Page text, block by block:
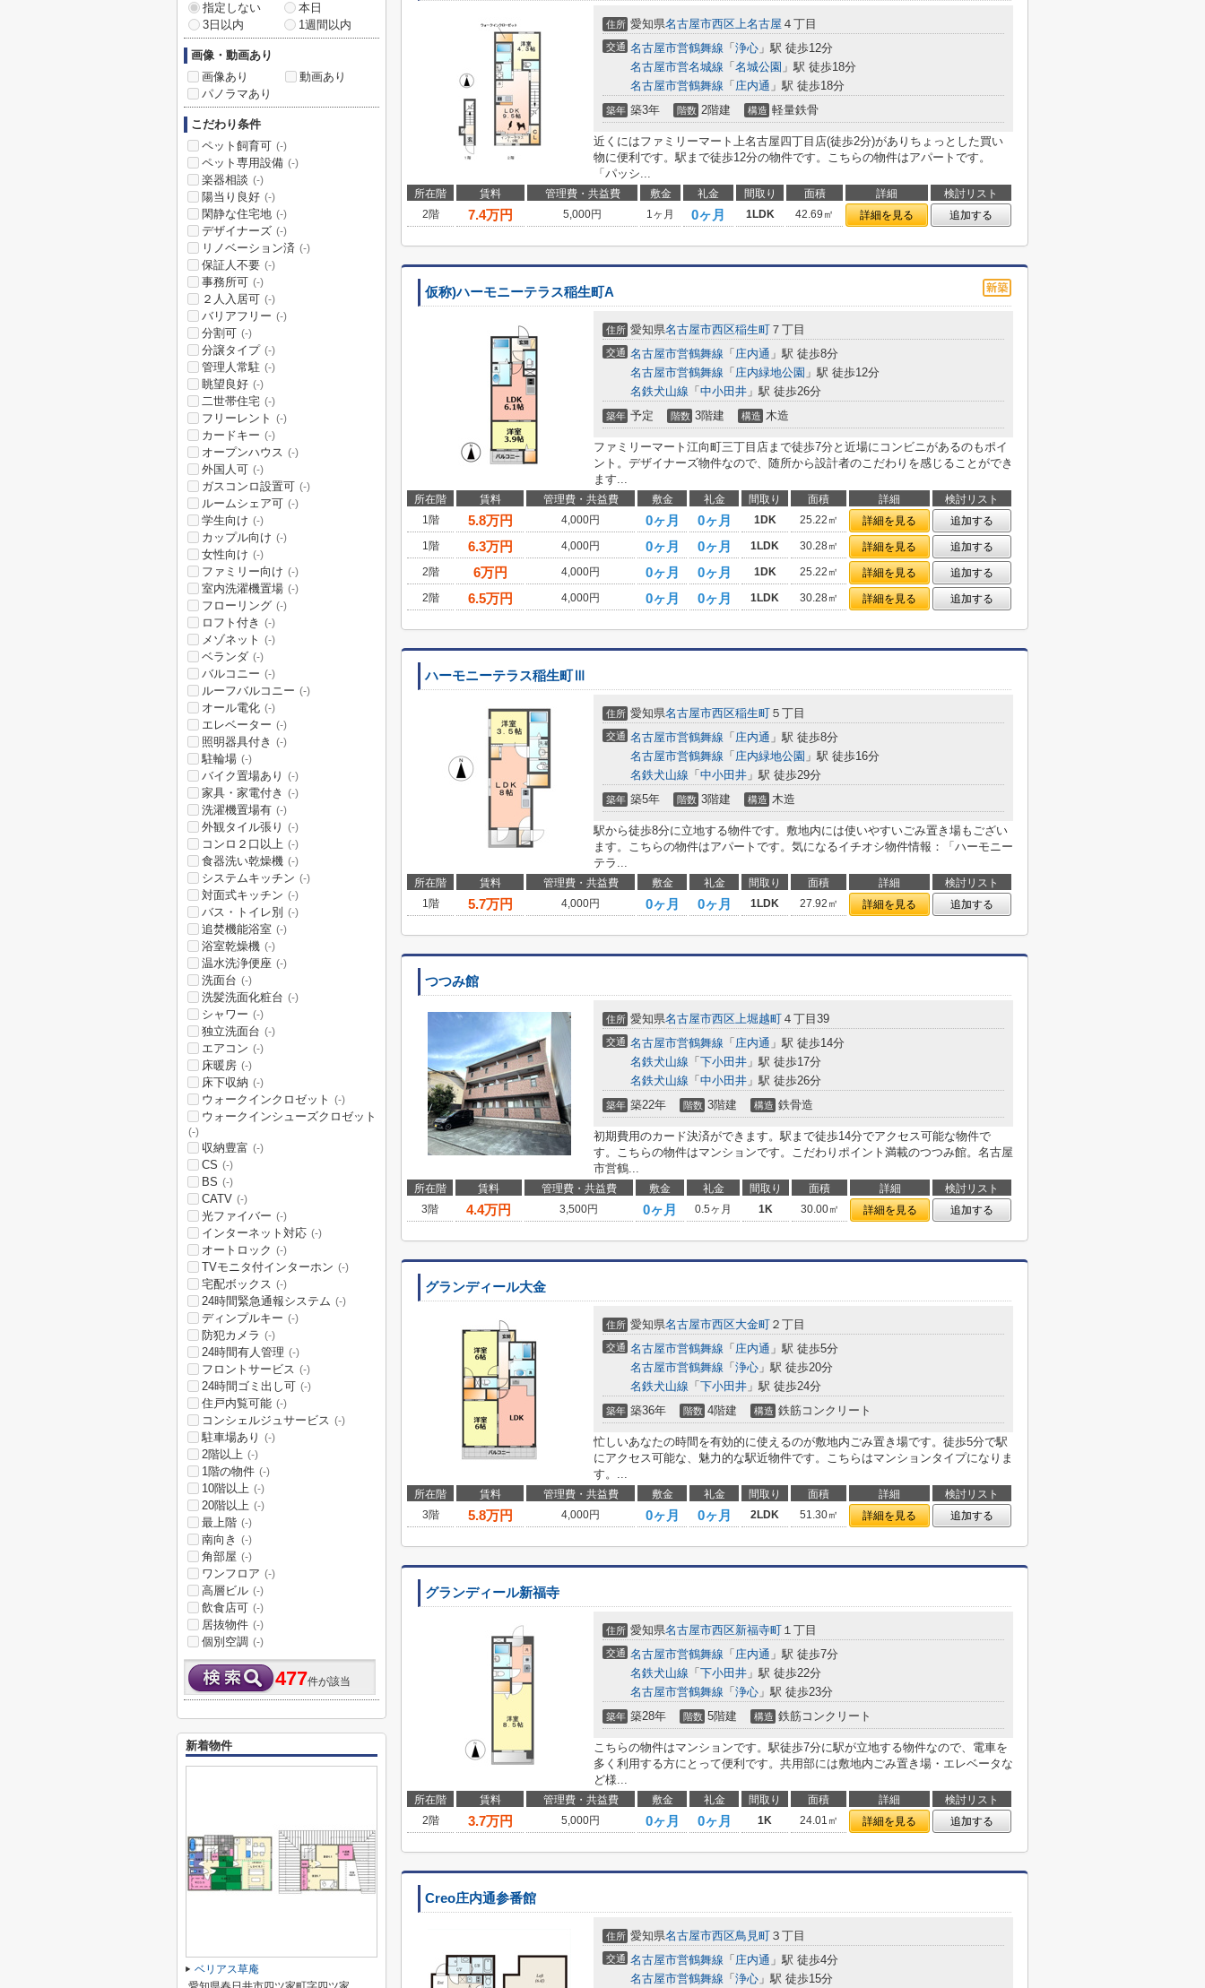
住所 愛知県名古屋市西区上名古屋 ４丁目
交通 名古屋市営鶴舞線 「 浄心 」駅 徒歩12分
名古屋市営名城線 「 名城公園 」駅 徒歩18分
名古屋市営鶴舞線 「 庄内通 」駅 徒歩18分
築年 築3年 階数 2階建 構造 軽量鉄骨
近くにはファミリーマート上名古屋四丁目店(徒歩2分)がありちょっとした買い
物に便利です。駅まで徒歩12分の物件です。こちらの物件はアパートです。
「パッシ...
所在階 賃料 管理費・共益費 敷金 礼金 間取り 面積 詳細
検討リスト
2階
7.4万円 5,000円 1ヶ月 0ヶ月 1LDK 42.69㎡ 詳細を見る 追加する
仮称)ハーモニーテラス稲生町A
住所 愛知県名古屋市西区稲生町 ７丁目
交通 名古屋市営鶴舞線 「 庄内通 」駅 徒歩8分
名古屋市営鶴舞線 「 庄内緑地公園 」駅 徒歩12分
名鉄犬山線 「 中小田井 」駅 徒歩26分
築年 予定 階数 3階建 構造 木造
ファミリーマート江向町三丁目店まで徒歩7分と近場にコンビニがあるのもポイ
ント。デザイナーズ物件なので、随所から設計者のこだわりを感じることができ
ます...
所在階 賃料 管理費・共益費 敷金 礼金 間取り 面積 詳細
検討リスト
1階
5.8万円 4,000円 0ヶ月 0ヶ月 1DK 25.22㎡ 詳細を見る
追加する
1階
6.3万円 4,000円 0ヶ月 0ヶ月 1LDK 30.28㎡ 詳細を見る
追加する
2階
6万円 4,000円 0ヶ月 0ヶ月 1DK 25.22㎡ 詳細を見る
追加する
2階
6.5万円 4,000円 0ヶ月 0ヶ月 1LDK 30.28㎡ 詳細を見る 追加する
ハーモニーテラス稲生町Ⅲ
住所 愛知県名古屋市西区稲生町 ５丁目
交通 名古屋市営鶴舞線 「 庄内通 」駅 徒歩8分
名古屋市営鶴舞線 「 庄内緑地公園 」駅 徒歩16分
名鉄犬山線 「 中小田井 」駅 徒歩29分
築年 築5年 階数 3階建 構造 木造
駅から徒歩8分に立地する物件です。敷地内には使いやすいごみ置き場もござい
ます。こちらの物件はアパートです。気になるイチオシ物件情報：「ハーモニー
テラ...
所在階 賃料 管理費・共益費 敷金 礼金 間取り 面積 詳細
検討リスト
1階
5.7万円 4,000円 0ヶ月 0ヶ月 1LDK 27.92㎡ 詳細を見る 追加する
つつみ館
住所 愛知県名古屋市西区上堀越町 ４丁目39
交通 名古屋市営鶴舞線 「 庄内通 」駅 徒歩14分
名鉄犬山線 「 下小田井 」駅 徒歩17分
名鉄犬山線 「 中小田井 」駅 徒歩26分
築年 築22年 階数 3階建 構造 鉄骨造
初期費用のカード決済ができます。駅まで徒歩14分でアクセス可能な物件で
す。こちらの物件はマンションです。こだわりポイント満載のつつみ館。名古屋
市営鶴...
所在階 賃料 管理費・共益費 敷金 礼金 間取り 面積 詳細
検討リスト
3階
4.4万円 3,500円 0ヶ月 0.5ヶ月 1K 30.00㎡ 詳細を見る 追加する
グランディール大金
住所 愛知県名古屋市西区大金町 ２丁目
交通 名古屋市営鶴舞線 「 庄内通 」駅 徒歩5分
名古屋市営鶴舞線 「 浄心 」駅 徒歩20分
名鉄犬山線 「 下小田井 」駅 徒歩24分
築年 築36年 階数 4階建 構造 鉄筋コンクリート
忙しいあなたの時間を有効的に使えるのが敷地内ごみ置き場です。徒歩5分で駅
にアクセス可能な、魅力的な駅近物件です。こちらはマンションタイプになりま
す。...
所在階 賃料 管理費・共益費 敷金 礼金 間取り 面積 詳細
検討リスト
3階
5.8万円 4,000円 0ヶ月 0ヶ月 2LDK 51.30㎡ 詳細を見る 追加する
グランディール新福寺
住所 愛知県名古屋市西区新福寺町 １丁目
交通 名古屋市営鶴舞線 「 庄内通 」駅 徒歩7分
名鉄犬山線 「 下小田井 」駅 徒歩22分
名古屋市営鶴舞線 「 浄心 」駅 徒歩23分
築年 築28年 階数 5階建 構造 鉄筋コンクリート
こちらの物件はマンションです。駅徒歩7分に駅が立地する物件なので、電車を
多く利用する方にとって便利です。共用部には敷地内ごみ置き場・エレベータな
ど様...
所在階 賃料 管理費・共益費 敷金 礼金 間取り 面積 詳細
検討リスト
2階
3.7万円 5,000円 0ヶ月 0ヶ月 1K 24.01㎡ 詳細を見る 追加する
Creo庄内通参番館
住所 愛知県名古屋市西区鳥見町 ３丁目
交通 名古屋市営鶴舞線 「 庄内通 」駅 徒歩4分
名古屋市営鶴舞線 「 浄心 」駅 徒歩15分
指定しない
本日
3日以内
1週間以内
画像・動画あり
画像あり
動画あり
パノラマあり
こだわり条件
ペット飼育可 (-)
ペット専用設備 (-)
楽器相談 (-)
陽当り良好 (-)
閑静な住宅地 (-)
デザイナーズ (-)
リノベーション済 (-)
保証人不要 (-)
事務所可 (-)
２人入居可 (-)
バリアフリー (-)
分割可 (-)
分譲タイプ (-)
管理人常駐 (-)
眺望良好 (-)
二世帯住宅 (-)
フリーレント (-)
カードキー (-)
オープンハウス (-)
外国人可 (-)
ガスコンロ設置可 (-)
ルームシェア可 (-)
学生向け (-)
カップル向け (-)
女性向け (-)
ファミリー向け (-)
室内洗濯機置場 (-)
フローリング (-)
ロフト付き (-)
メゾネット (-)
ベランダ (-)
バルコニー (-)
ルーフバルコニー (-)
オール電化 (-)
エレベーター (-)
照明器具付き (-)
駐輪場 (-)
バイク置場あり (-)
家具・家電付き (-)
洗濯機置場有 (-)
外観タイル張り (-)
コンロ２口以上 (-)
食器洗い乾燥機 (-)
システムキッチン (-)
対面式キッチン (-)
バス・トイレ別 (-)
追焚機能浴室 (-)
浴室乾燥機 (-)
温水洗浄便座 (-)
洗面台 (-)
洗髪洗面化粧台 (-)
シャワー (-)
独立洗面台 (-)
エアコン (-)
床暖房 (-)
床下収納 (-)
ウォークインクロゼット (-)
ウォークインシューズクロゼット
(-)
収納豊富 (-)
CS (-)
BS (-)
CATV (-)
光ファイバー (-)
インターネット対応 (-)
オートロック (-)
TVモニタ付インターホン (-)
宅配ボックス (-)
24時間緊急通報システム (-)
ディンプルキー (-)
防犯カメラ (-)
24時間有人管理 (-)
フロントサービス (-)
24時間ゴミ出し可 (-)
住戸内覧可能 (-)
コンシェルジュサービス (-)
駐車場あり (-)
2階以上 (-)
1階の物件 (-)
10階以上 (-)
20階以上 (-)
最上階 (-)
南向き (-)
角部屋 (-)
ワンフロア (-)
高層ビル (-)
飲食店可 (-)
居抜物件 (-)
個別空調 (-)
477件が該当
新着物件
ベリアス草庵